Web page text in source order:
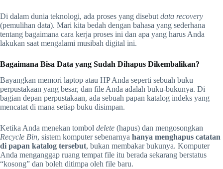
Di dalam dunia teknologi, ada proses yang disebut data recovery
(pemulihan data). Mari kita bedah dengan bahasa yang sederhana
tentang bagaimana cara kerja proses ini dan apa yang harus Anda
lakukan saat mengalami musibah digital ini.
Bagaimana Bisa Data yang Sudah Dihapus Dikembalikan?
Bayangkan memori laptop atau HP Anda seperti sebuah buku
perpustakaan yang besar, dan file Anda adalah buku-bukunya. Di
bagian depan perpustakaan, ada sebuah papan katalog indeks yang
mencatat di mana setiap buku disimpan.
Ketika Anda menekan tombol delete (hapus) dan mengosongkan
Recycle Bin, sistem komputer sebenarnya hanya menghapus catatan
di papan katalog tersebut, bukan membakar bukunya. Komputer
Anda menganggap ruang tempat file itu berada sekarang berstatus
“kosong” dan boleh ditimpa oleh file baru.